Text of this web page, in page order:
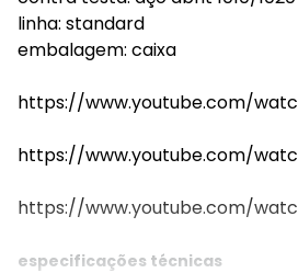
linha: standard
embalagem: caixa
https://www.youtube.com/
https://www.youtube.com/
https://www.youtube.com/
especificações técnicas